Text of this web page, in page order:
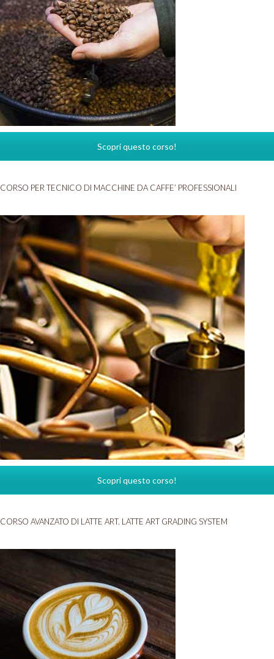
Scopri questo corso!
CORSO PER TECNICO DI MACCHINE DA CAFFE’ PROFESSIONALI
Scopri questo corso!
CORSO AVANZATO DI LATTE ART. LATTE ART GRADING SYSTEM